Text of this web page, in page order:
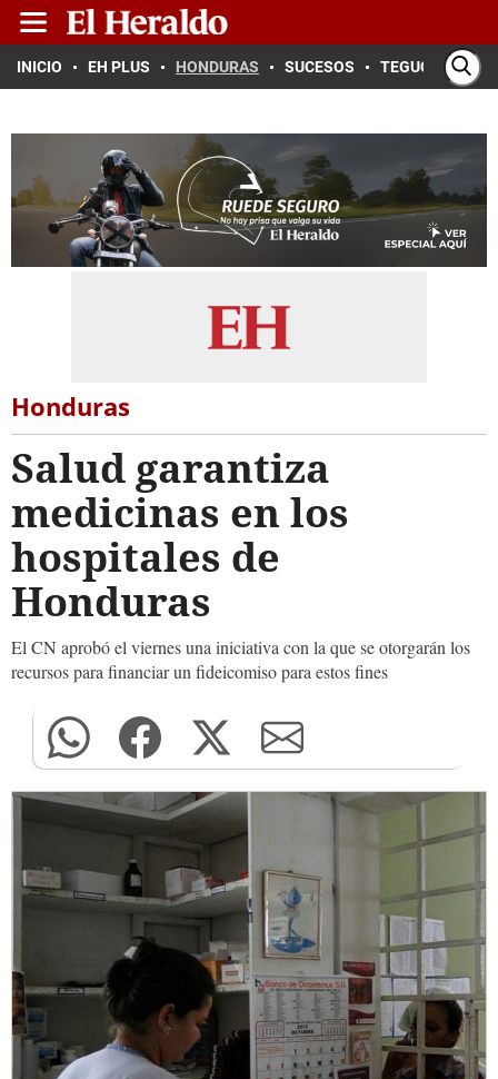
INICIO EH PLUS HONDURAS SUCESOS TEGUCIGALPA
Honduras
Salud garantiza
medicinas en los
hospitales de
Honduras
El CN aprobó el viernes una iniciativa con la que se otorgarán los
recursos para financiar un fideicomiso para estos fines